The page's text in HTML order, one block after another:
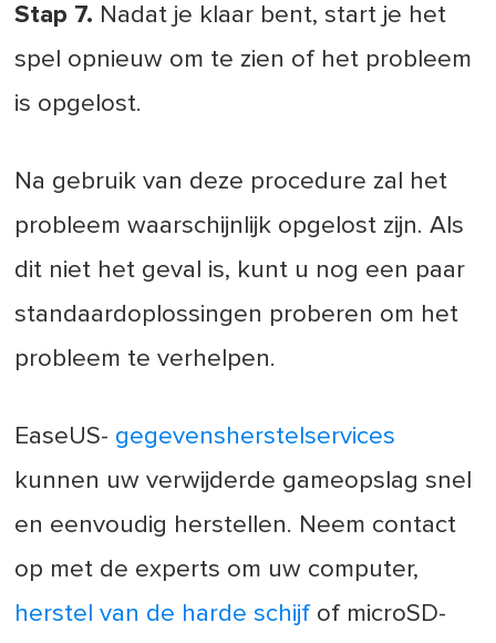
Stap 7. Nadat je klaar bent, start je het
spel opnieuw om te zien of het probleem
is opgelost.
Na gebruik van deze procedure zal het
probleem waarschijnlijk opgelost zijn. Als
dit niet het geval is, kunt u nog een paar
standaardoplossingen proberen om het
probleem te verhelpen.
EaseUS- gegevensherstelservices
kunnen uw verwijderde gameopslag snel
en eenvoudig herstellen. Neem contact
op met de experts om uw computer,
herstel van de harde schijfof microSD-